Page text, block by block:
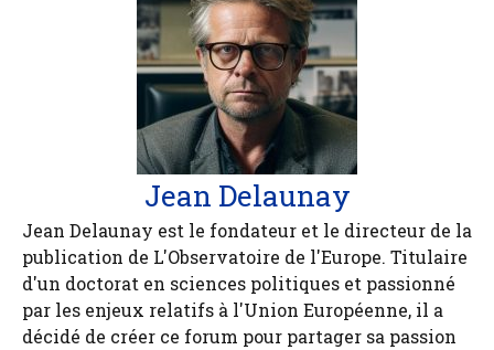
Jean Delaunay
Jean Delaunay est le fondateur et le directeur de la
publication de L'Observatoire de l'Europe. Titulaire
d'un doctorat en sciences politiques et passionné
par les enjeux relatifs à l'Union Européenne, il a
décidé de créer ce forum pour partager sa passion